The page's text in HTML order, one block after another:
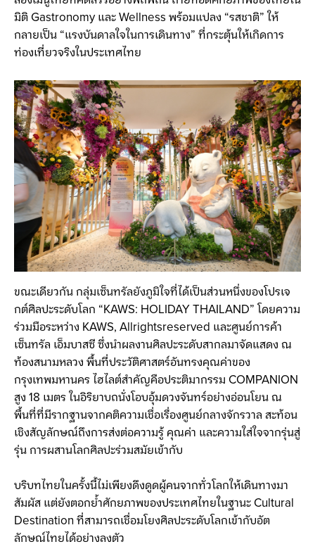
มิติ Gastronomy และ Wellness พร้อมแปลง “รสชาติ” ให้
กลายเป็น “แรงบันดาลใจในการเดินทาง” ที่กระตุ้นให้เกิดการ
ท่องเที่ยวจริงในประเทศไทย
ขณะเดียวกัน กลุ่มเซ็นทรัลยังภูมิใจที่ได้เป็นส่วนหนึ่งของโปรเจ
กต์ศิลปะระดับโลก “KAWS: HOLIDAY THAILAND” โดยความ
ร่วมมือระหว่าง KAWS, Allrightsreserved และศูนย์การค้า
เซ็นทรัล เอ็มบาสซี ซึ่งนำผลงานศิลปะระดับสากลมาจัดแสดง ณ
ท้องสนามหลวง พื้นที่ประวัติศาสตร์อันทรงคุณค่าของ
กรุงเทพมหานคร ไฮไลต์สำคัญคือประติมากรรม COMPANION
สูง 18 เมตร ในอิริยาบถนั่งโอบอุ้มดวงจันทร์อย่างอ่อนโยน ณ
พื้นที่ที่มีรากฐานจากคติความเชื่อเรื่องศูนย์กลางจักรวาล สะท้อน
เชิงสัญลักษณ์ถึงการส่งต่อความรู้ คุณค่า และความใส่ใจจากรุ่นสู่
รุ่น การผสานโลกศิลปะร่วมสมัยเข้ากับ
บริบทไทยในครั้งนี้ไม่เพียงดึงดูดผู้คนจากทั่วโลกให้เดินทางมา
สัมผัส แต่ยังตอกย้ำศักยภาพของประเทศไทยในฐานะ Cultural
Destination ที่สามารถเชื่อมโยงศิลปะระดับโลกเข้ากับอัต
ลักษณ์ไทยได้อย่างลงตัว